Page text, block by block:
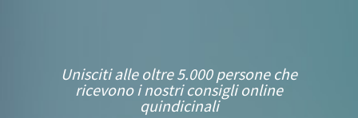
Unisciti alle oltre 5.000 persone che
ricevono i nostri consigli online
quindicinali